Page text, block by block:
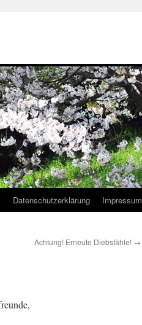
Datenschutzerklärung Impressum
Achtung! Erneute Diebstähle! →